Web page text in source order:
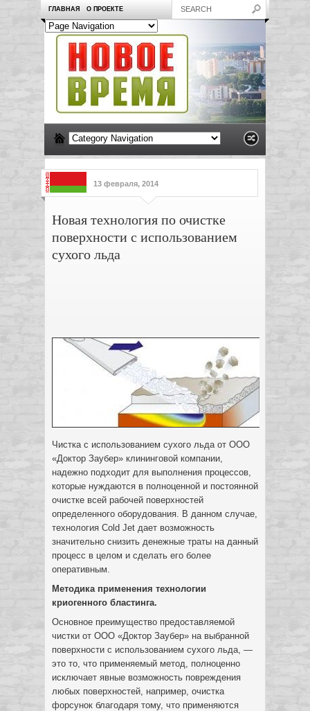
ГЛАВНАЯ О ПРОЕКТЕ
13 февраля, 2014
Новая технология по очистке
поверхности с использованием
сухого льда
Чистка с использованием сухого льда от ООО
«Доктор Заубер» клининговой компании,
надежно подходит для выполнения процессов,
которые нуждаются в полноценной и постоянной
очистке всей рабочей поверхностей
определенного оборудования. В данном случае,
технология Cold Jet дает возможность
значительно снизить денежные траты на данный
процесс в целом и сделать его более
оперативным.
Методика применения технологии
криогенного бластинга.
Основное преимущество предоставляемой
чистки от ООО «Доктор Заубер» на выбранной
поверхности с использованием сухого льда, —
это то, что применяемый метод, полноценно
исключает явные возможность повреждения
любых поверхностей, например, очистка
форсунок благодаря тому, что применяются